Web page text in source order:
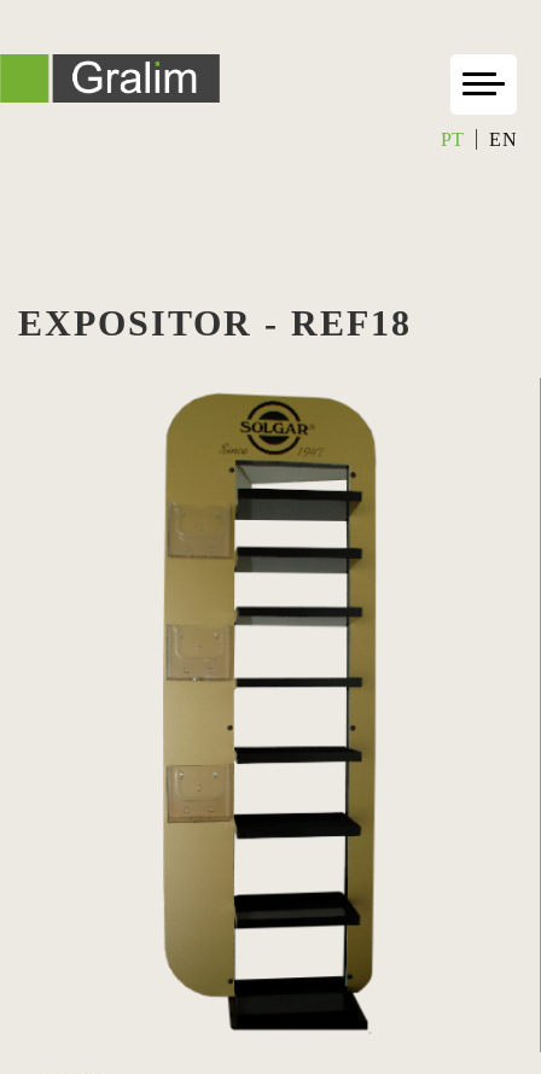
PT EN
EXPOSITOR - REF18